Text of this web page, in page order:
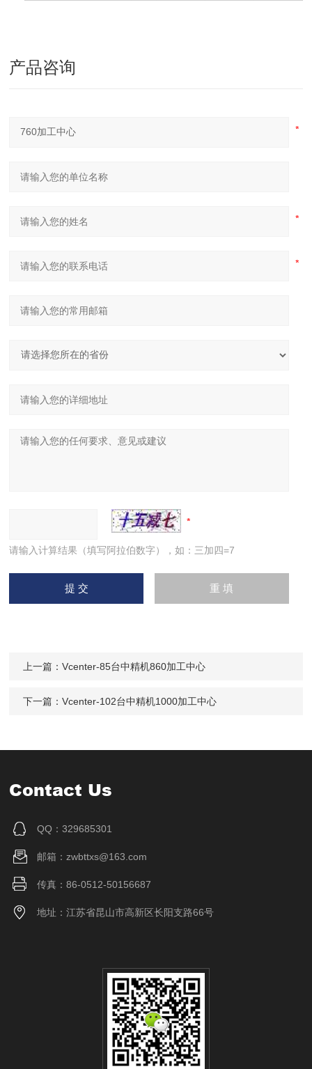
产品咨询
请输入计算结果（填写阿拉伯数字），如：三加四=7
上一篇：Vcenter-85台中精机860加工中心
下一篇：Vcenter-102台中精机1000加工中心
Contact Us
QQ：329685301
邮箱：zwbttxs@163.com
传真：86-0512-50156687
地址：江苏省昆山市高新区长阳支路66号